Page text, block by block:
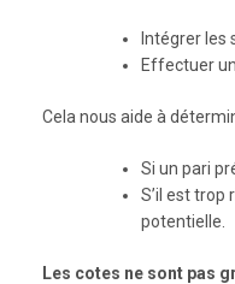
Intégrer les
Effectuer
Cela nous aide à
Si un pari
S’il est trop
potentielle.
Les cotes ne sont pas